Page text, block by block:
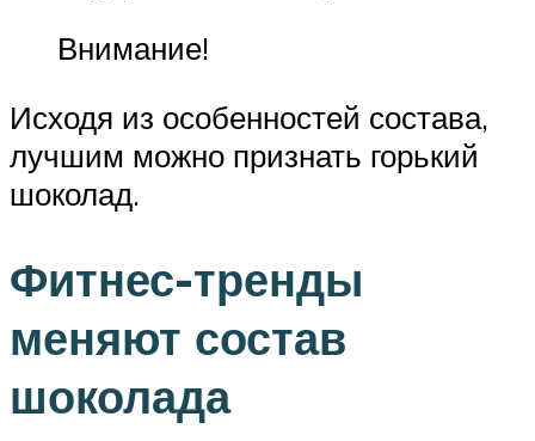
Внимание!
Исходя из особенностей состава,
лучшим можно признать горький
шоколад.
Фитнес-тренды
меняют состав
шоколада